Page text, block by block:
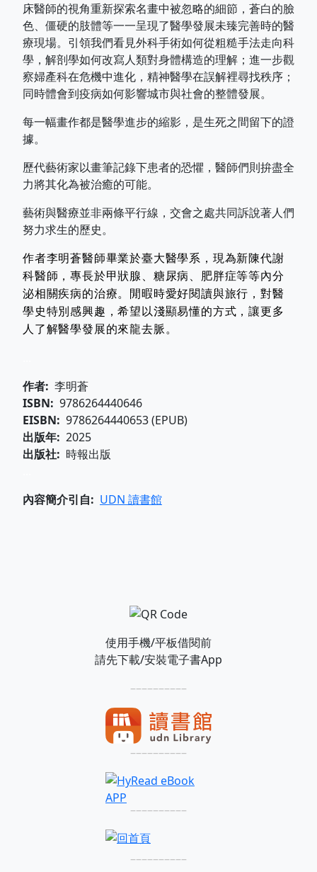
床醫師的視角重新探索名畫中被忽略的細節，蒼白的臉
色、僵硬的肢體等一一呈現了醫學發展未臻完善時的醫
療現場。引領我們看見外科手術如何從粗糙手法走向科
學，解剖學如何改寫人類對身體構造的理解；進一步觀
察婦產科在危機中進化，精神醫學在誤解裡尋找秩序；
同時體會到疫病如何影響城市與社會的整體發展。
每一幅畫作都是醫學進步的縮影，是生死之間留下的證
據。
歷代藝術家以畫筆記錄下患者的恐懼，醫師們則拚盡全
力將其化為被治癒的可能。
藝術與醫療並非兩條平行線，交會之處共同訴說著人們
努力求生的歷史。
作者李明蒼醫師畢業於臺大醫學系，現為新陳代謝
科醫師，專長於甲狀腺、糖尿病、肥胖症等等內分
泌相關疾病的治療。閒暇時愛好閱讀與旅行，對醫
學史特別感興趣，希望以淺顯易懂的方式，讓更多
人了解醫學發展的來龍去脈。
作者 李明蒼
ISBN
9786264440646
EISBN
9786264440653 (EPUB)
出版年 2025
出版社
時報出版
內容簡介引自
UDN 讀書館
使用手機/平板借閱前
請先下載/安裝電子書App
––––––––––
––––––––––
––––––––––
––––––––––